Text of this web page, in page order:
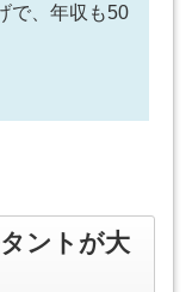
で、年収も50
ントが大